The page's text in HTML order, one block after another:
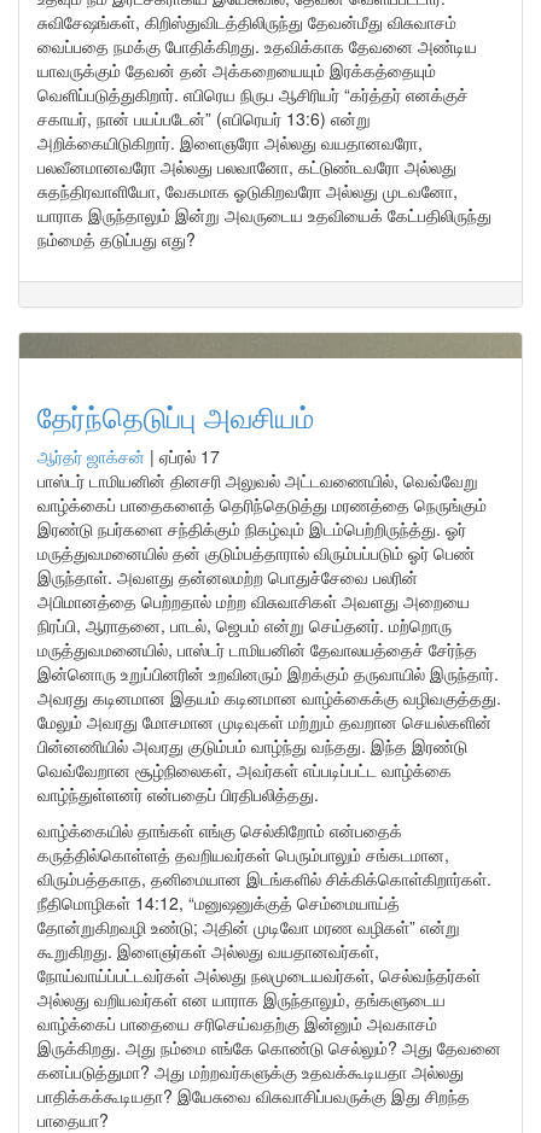
சுவிசேஷங்கள், கிறிஸ்துவிடத்திலிருந்து தேவன்மீது விசுவாசம்
வைப்பதை நமக்கு போதிக்கிறது. உதவிக்காக தேவனை அண்டிய
யாவருக்கும் தேவன் தன் அக்கறையையும் இரக்கத்தையும்
வெளிப்படுத்துகிறார். எபிரெய நிருப ஆசிரியர் “கர்த்தர் எனக்குச்
சகாயர், நான் பயப்படேன்” (எபிரெயர் 13:6) என்று
அறிக்கையிடுகிறார். இளைஞரோ அல்லது வயதானவரோ,
பலவீனமானவரோ அல்லது பலவானோ, கட்டுண்டவரோ அல்லது
சுதந்திரவாளியோ, வேகமாக ஓடுகிறவரோ அல்லது முடவனோ,
யாராக இருந்தாலும் இன்று அவருடைய உதவியைக் கேட்பதிலிருந்து
நம்மைத் தடுப்பது எது?
தேர்ந்தெடுப்பு அவசியம்
ஆர்தர் ஜாக்சன் | ஏப்ரல் 17
பாஸ்டர் டாமியனின் தினசரி அலுவல் அட்டவணையில், வெவ்வேறு
வாழ்க்கைப் பாதைகளைத் தெரிந்தெடுத்து மரணத்தை நெருங்கும்
இரண்டு நபர்களை சந்திக்கும் நிகழ்வும் இடம்பெற்றிருந்த்து. ஓர்
மருத்துவமனையில் தன் குடும்பத்தாரால் விரும்பப்படும் ஓர் பெண்
இருந்தாள். அவளது தன்னலமற்ற பொதுச்சேவை பலரின்
அபிமானத்தை பெற்றதால் மற்ற விசுவாசிகள் அவளது அறையை
நிரப்பி, ஆராதனை, பாடல், ஜெபம் என்று செய்தனர். மற்றொரு
மருத்துவமனையில், பாஸ்டர் டாமியனின் தேவாலயத்தைச் சேர்ந்த
இன்னொரு உறுப்பினரின் உறவினரும் இறக்கும் தருவாயில் இருந்தார்.
அவரது கடினமான இதயம் கடினமான வாழ்க்கைக்கு வழிவகுத்தது.
மேலும் அவரது மோசமான முடிவுகள் மற்றும் தவறான செயல்களின்
பின்னணியில் அவரது குடும்பம் வாழ்ந்து வந்தது. இந்த இரண்டு
வெவ்வேறான சூழ்நிலைகள், அவர்கள் எப்படிப்பட்ட வாழ்க்கை
வாழ்ந்துள்ளனர் என்பதைப் பிரதிபலித்தது.
வாழ்க்கையில் தாங்கள் எங்கு செல்கிறோம் என்பதைக்
கருத்தில்கொள்ளத் தவறியவர்கள் பெரும்பாலும் சங்கடமான,
விரும்பத்தகாத, தனிமையான இடங்களில் சிக்கிக்கொள்கிறார்கள்.
நீதிமொழிகள் 14:12, “மனுஷனுக்குத் செம்மையாய்த்
தோன்றுகிறவழி உண்டு; அதின் முடிவோ மரண வழிகள்” என்று
கூறுகிறது. இளைஞர்கள் அல்லது வயதானவர்கள்,
நோய்வாய்ப்பட்டவர்கள் அல்லது நலமுடையவர்கள், செல்வந்தர்கள்
அல்லது வறியவர்கள் என யாராக இருந்தாலும், தங்களுடைய
வாழ்க்கைப் பாதையை சரிசெய்வதற்கு இன்னும் அவகாசம்
இருக்கிறது. அது நம்மை எங்கே கொண்டு செல்லும்? அது தேவனை
கனப்படுத்துமா? அது மற்றவர்களுக்கு உதவக்கூடியதா அல்லது
பாதிக்கக்கூடியதா? இயேசுவை விசுவாசிப்பவருக்கு இது சிறந்த
பாதையா?